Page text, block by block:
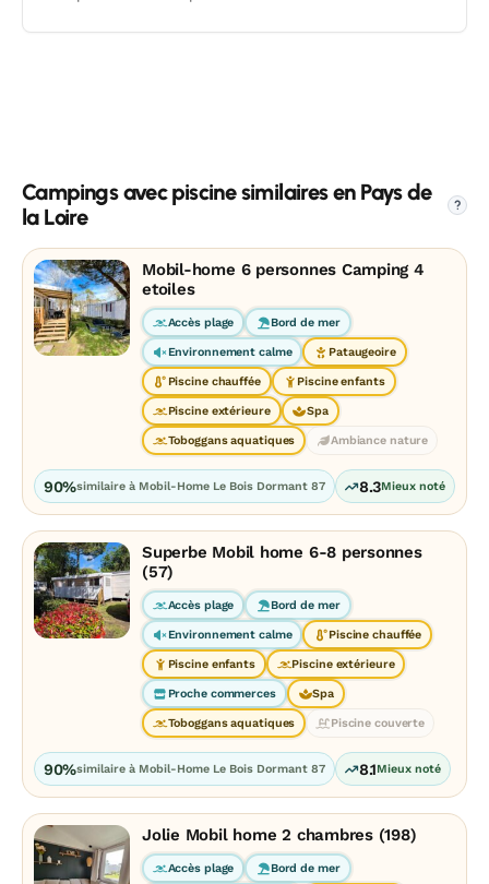
Campings avec piscine similaires en Pays de
la Loire
?
Mobil-home 6 personnes Camping 4
etoiles
Accès plage Bord de mer
Environnement calme Pataugeoire
Piscine chauffée Piscine enfants
Piscine extérieure Spa
Toboggans aquatiques Ambiance nature
90%similaire à Mobil-Home Le Bois Dormant 87 8.3Mieux noté
Superbe Mobil home 6-8 personnes
(57)
Accès plage Bord de mer
Environnement calme Piscine chauffée
Piscine enfants Piscine extérieure
Proche commerces Spa
Toboggans aquatiques Piscine couverte
90%similaire à Mobil-Home Le Bois Dormant 87 8.1Mieux noté
Jolie Mobil home 2 chambres (198)
Accès plage Bord de mer